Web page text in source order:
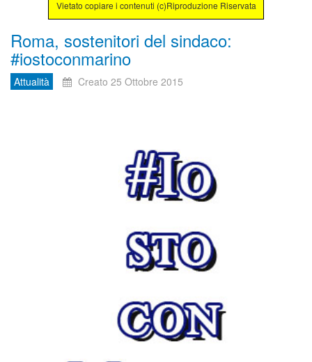
Vietato copiare i contenuti (c)Riproduzione Riservata
Roma, sostenitori del sindaco:
#iostoconmarino
Attualità Creato 25 Ottobre 2015